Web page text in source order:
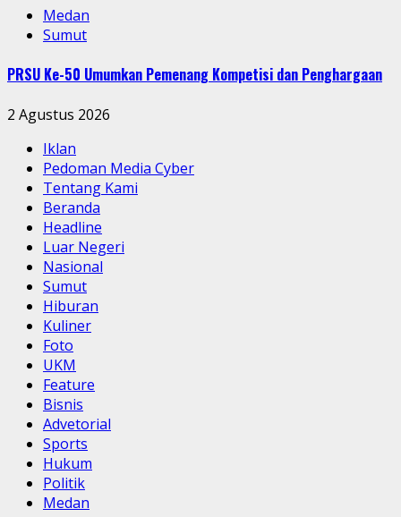
Medan
Sumut
PRSU Ke-50 Umumkan Pemenang Kompetisi dan Penghargaan
2 Agustus 2026
Iklan
Pedoman Media Cyber
Tentang Kami
Beranda
Headline
Luar Negeri
Nasional
Sumut
Hiburan
Kuliner
Foto
UKM
Feature
Bisnis
Advetorial
Sports
Hukum
Politik
Medan